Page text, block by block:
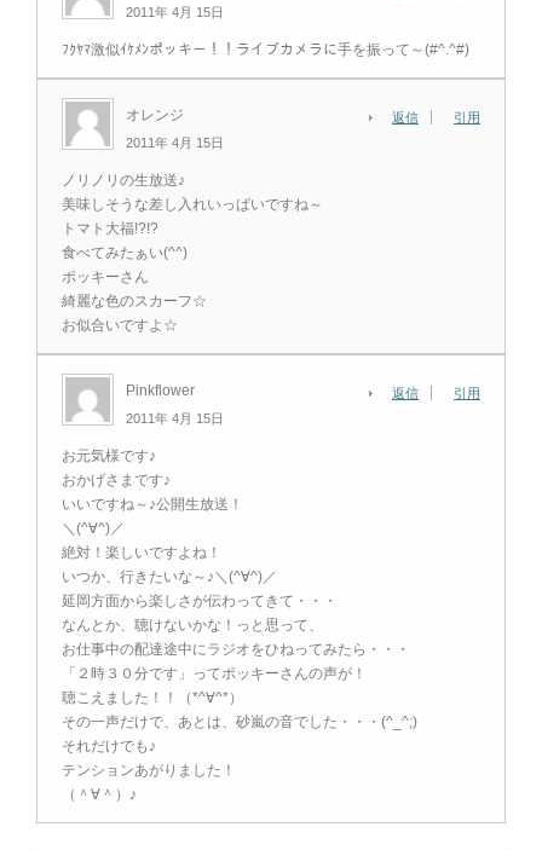
2011年 4月 15日
ﾌｸﾔﾏ激似ｲｹﾒﾝポッキ－！！ライブカメラに手を振って～(#^.^#)
オレンジ
2011年 4月 15日
返信 引用
ノリノリの生放送♪
美味しそうな差し入れいっぱいですね～
トマト大福!?!?
食べてみたぁい(^^)
ポッキーさん
綺麗な色のスカーフ☆
お似合いですよ☆
Pinkflower
2011年 4月 15日
返信 引用
お元気様です♪
おかげさまです♪
いいですね～♪公開生放送！
＼(^∀^)／
絶対！楽しいですよね！
いつか、行きたいな～♪＼(^∀^)／
延岡方面から楽しさが伝わってきて・・・
なんとか、聴けないかな！っと思って、
お仕事中の配達途中にラジオをひねってみたら・・・
「２時３０分です」ってポッキーさんの声が！
聴こえました！！（*^∀^*）
その一声だけで、あとは、砂嵐の音でした・・・(^_^;)
それだけでも♪
テンションあがりました！
（＾∀＾）♪